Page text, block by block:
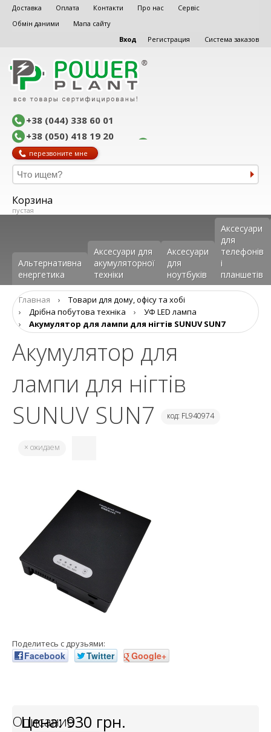
Доставка Оплата Контакти Про нас
Сервіс
Обмін даними
Мапа сайту
Вход
Регистрация Система заказов
+38 (044) 338 60 01
+38 (050) 418 19 20
перезвоните мне
Корзина
пустая
Альтернативна
енергетика
Аксесуари для
акумуляторної
техніки
Аксесуари
для
ноутбуків
Аксеcуари
для
телефонів
і
планшетів
Главная ›
Товари для дому, офісу та хобі
›
Дрібна побутова техніка ›
УФ LED лампа
›
Aкумулятор для лампи для нігтів SUNUV SUN7
Aкумулятор для
лампи для нігтів
SUNUV SUN7
код: FL940974
× ожидаем
Поделитесь с друзьями:
Facebook Twitter Google+
Описание
Цена:930 грн.